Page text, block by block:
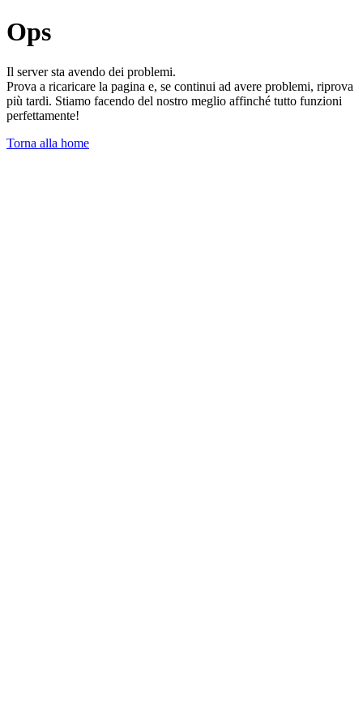
Ops
Il server sta avendo dei problemi.
Prova a ricaricare la pagina e, se continui ad avere problemi, riprova
più tardi. Stiamo facendo del nostro meglio affinché tutto funzioni
perfettamente!
Torna alla home